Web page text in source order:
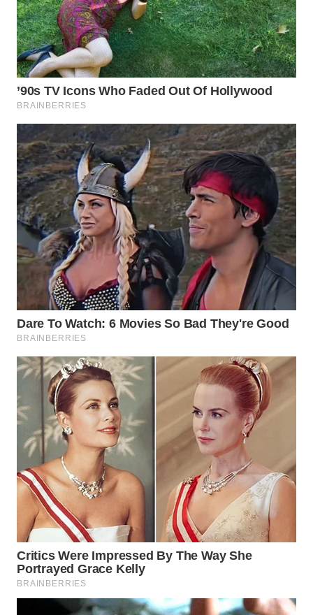
WN
NATUNA
WN
BINTAN
WN
MANDALIKA
WN
LIKUPANG
WN
LABUANBAJO
WN
BORNEO
Wahana
Media
Group
WAHANA
NEWS
WAHANA
TANI
WAHANA
ADVOKAT
WAHANA
INFRASTRUKTUR
WAHANA